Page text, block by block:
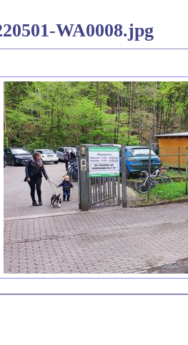
WA0008.jpg